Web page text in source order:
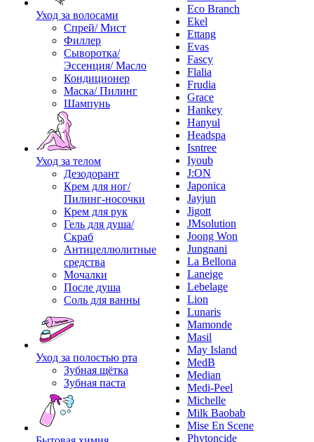
Уход за волосами
Спрей/ Мист
Филлер
Сыворотка/
Эссенция/ Масло
Кондиционер
Маска/ Пилинг
Шампунь
Уход за телом
Дезодорант
Крем для ног/
Пилинг-носочки
Крем для рук
Гель для душа/
Скраб
Антицеллюлитные
средства
Мочалки
После душа
Соль для ванны
Уход за полостью рта
Зубная щётка
Зубная паста
Eco Branch
Ekel
Ettang
Evas
Fascy
Flalia
Frudia
Grace
Hankey
Hanyul
Headspa
Isntree
Iyoub
J:ON
Japonica
Jayjun
Jigott
JMsolution
Joong Won
Jungnani
La Bellona
Laneige
Lebelage
Lion
Lunaris
Mamonde
Masil
May Island
MedB
Median
Medi-Peel
Michelle
Milk Baobab
Mise En Scene
Phytoncide